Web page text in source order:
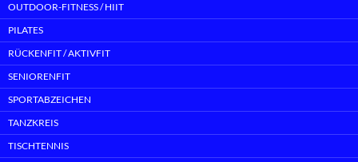
OUTDOOR-FITNESS / HIIT
PILATES
RÜCKENFIT / AKTIVFIT
SENIORENFIT
SPORTABZEICHEN
TANZKREIS
TISCHTENNIS